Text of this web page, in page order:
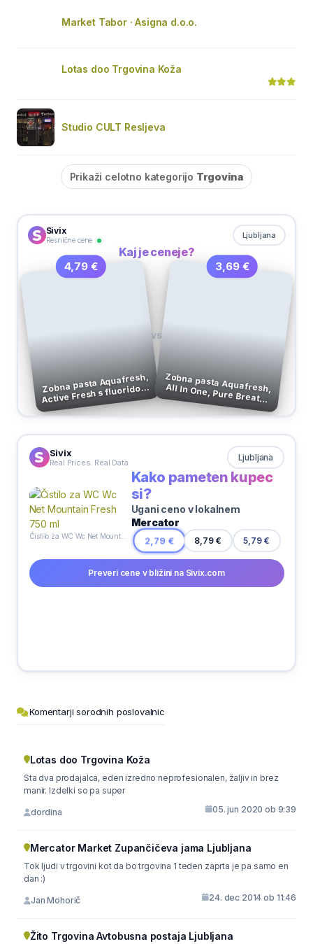
Market Tabor · Asigna d.o.o.
Lotas doo Trgovina Koža
Studio CULT Resljeva
Prikaži celotno kategorijo Trgovina
Sivix
Resnične cene
Ljubljana
Kaj je ceneje?
4,79 €
Zobna pasta Aquafresh,
Active Fresh s fluoridom,
125 ml
VS
3,69 €
Zobna pasta Aquafresh,
All In One, Pure Breath,
75 ml
Sivix
Real Prices. Real Data Ljubljana
Čistilo za WC Wc Net Mountain Fresh 750 ml
Kako pameten kupec
si?
Ugani ceno v lokalnem
Mercator
2,79 € 8,79 € 5,79 €
Preveri cene v bližini na Sivix.com
Komentarji sorodnih poslovalnic
Lotas doo Trgovina Koža
Sta dva prodajalca, eden izredno neprofesionalen, žaljiv in brez
manir. Izdelki so pa super
dordina 05. jun 2020 ob 9:39
Mercator Market Zupančičeva jama Ljubljana
Tok ljudi v trgovini kot da bo trgovina 1 teden zaprta je pa samo en
dan :)
Jan Mohorič 24. dec 2014 ob 11:46
Žito Trgovina Avtobusna postaja Ljubljana